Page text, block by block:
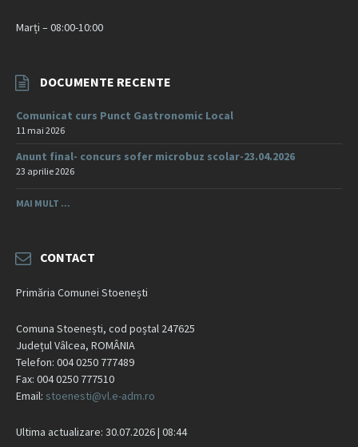
Marți – 08:00-10:00
DOCUMENTE RECENTE
Comunicat curs Punct Gastronomic Local
11 mai 2026
Anunt final- concurs sofer microbuz scolar-23.04.2026
23 aprilie 2026
MAI MULT ...
CONTACT
Primăria Comunei Stoenești
Comuna Stoenești, cod poștal 247625
Județul Vâlcea, ROMÂNIA
Telefon: 004 0250 777489
Fax: 004 0250 777510
Email: stoenesti@vl.e-adm.ro
Ultima actualizare: 30.07.2026 | 08:44